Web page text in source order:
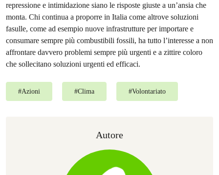
repressione e intimidazione siano le risposte giuste a un’ansia che
monta. Chi continua a proporre in Italia come altrove soluzioni
fasulle, come ad esempio nuove infrastrutture per importare e
consumare sempre più combustibili fossili, ha tutto l’interesse a non
affrontare davvero problemi sempre più urgenti e a zittire coloro
che sollecitano soluzioni urgenti ed efficaci.
#Azioni #Clima #Volontariato
Autore